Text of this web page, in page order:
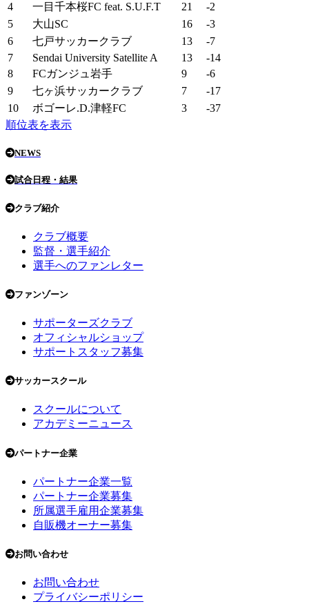
4
一目千本桜FC feat. S.U.F.T 21
-2
5
大山SC 16
-3
6
七戸サッカークラブ 13
-7
7
Sendai University Satellite A 13
-14
8
FCガンジュ岩手 9
-6
9
七ヶ浜サッカークラブ 7
-17
10
ボゴーレ.D.津軽FC 3
-37
順位表を表示
NEWS
試合日程・結果
クラブ紹介
クラブ概要
監督・選手紹介
選手へのファンレター
ファンゾーン
サポーターズクラブ
オフィシャルショップ
サポートスタッフ募集
サッカースクール
スクールについて
アカデミーニュース
パートナー企業
パートナー企業一覧
パートナー企業募集
所属選手雇用企業募集
自販機オーナー募集
お問い合わせ
お問い合わせ
プライバシーポリシー